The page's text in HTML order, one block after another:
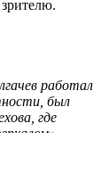
работал
был
где